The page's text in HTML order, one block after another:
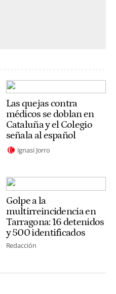
Las quejas contra
médicos se doblan en
Cataluña y el Colegio
señala al español
Ignasi Jorro
Golpe a la
multirreincidencia en
Tarragona: 16 detenidos
y 500 identificados
Redacción